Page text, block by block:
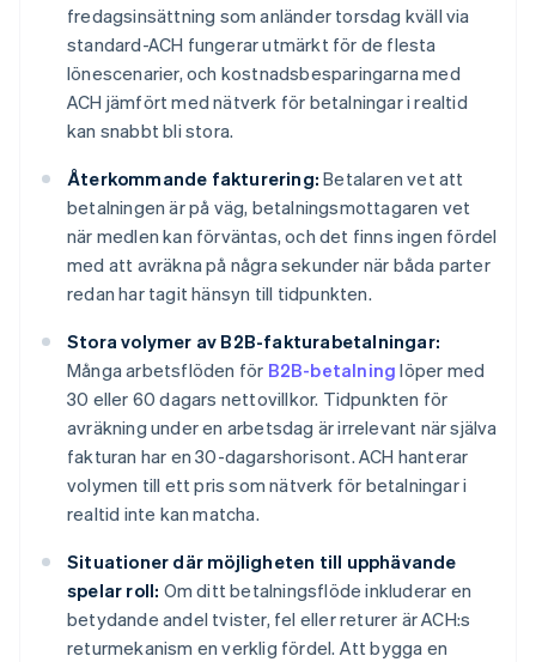
fredagsinsättning som anländer torsdag kväll via
standard-ACH fungerar utmärkt för de flesta
lönescenarier, och kostnadsbesparingarna med
ACH jämfört med nätverk för betalningar i realtid
kan snabbt bli stora.
Återkommande fakturering: Betalaren vet att
betalningen är på väg, betalningsmottagaren vet
när medlen kan förväntas, och det finns ingen fördel
med att avräkna på några sekunder när båda parter
redan har tagit hänsyn till tidpunkten.
Stora volymer av B2B-fakturabetalningar:
Många arbetsflöden för B2B-betalning löper med
30 eller 60 dagars nettovillkor. Tidpunkten för
avräkning under en arbetsdag är irrelevant när själva
fakturan har en 30-dagarshorisont. ACH hanterar
volymen till ett pris som nätverk för betalningar i
realtid inte kan matcha.
Situationer där möjligheten till upphävande
spelar roll: Om ditt betalningsflöde inkluderar en
betydande andel tvister, fel eller returer är ACH:s
returmekanism en verklig fördel. Att bygga en